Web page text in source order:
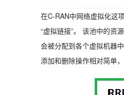
在C-RAN中网络虚拟化这
“虚拟链接”。 该池中的资
会被分配到各个虚拟机器
添加和删除操作相对简单